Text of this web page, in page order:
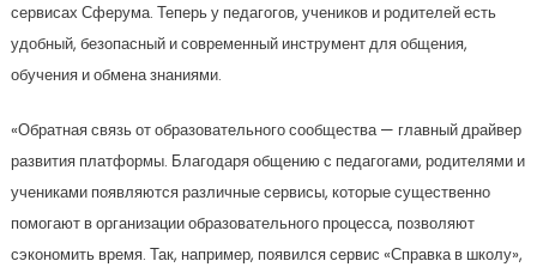
сервисах Сферума. Теперь у педагогов, учеников и родителей есть
удобный, безопасный и современный инструмент для общения,
обучения и обмена знаниями.
«Обратная связь от образовательного сообщества — главный драйвер
развития платформы. Благодаря общению с педагогами, родителями и
учениками появляются различные сервисы, которые существенно
помогают в организации образовательного процесса, позволяют
сэкономить время. Так, например, появился сервис «Справка в школу»,